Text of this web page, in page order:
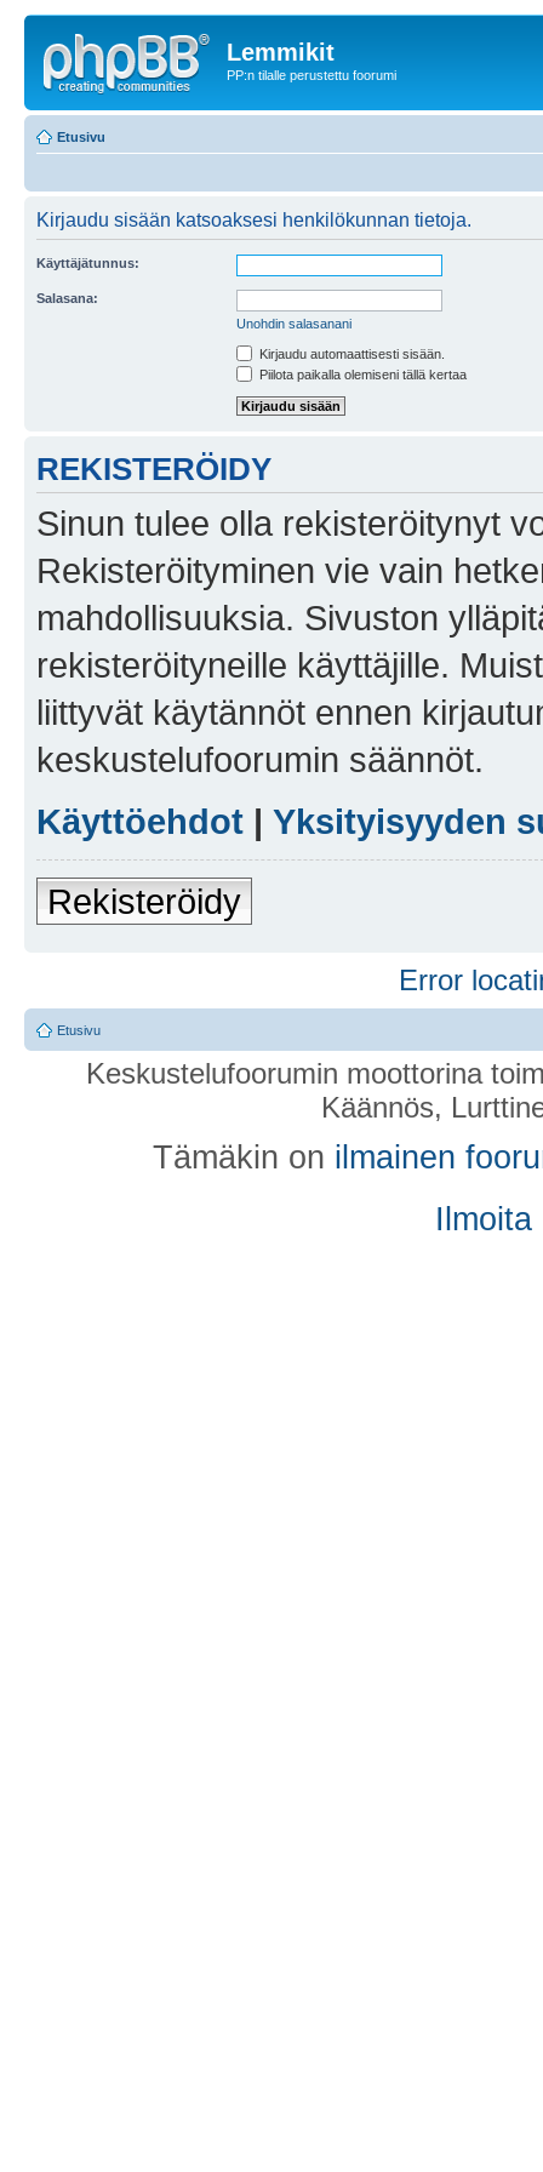
Lemmikit
PP:n tilalle perustettu foorumi
Etusivu
Kirjaudu sisään katsoaksesi henkilökunnan tietoja.
Käyttäjätunnus:
Salasana:
Unohdin salasanani
Kirjaudu automaattisesti sisään.
Piilota paikalla olemiseni tällä kertaa
REKISTERÖIDY
Sinun tulee olla rekisteröitynyt
Rekisteröityminen vie vain
mahdollisuuksia. Sivuston
rekisteröityneille käyttäjille.
liittyvät käytännöt ennen
keskustelufoorumin säännöt.
Käyttöehdot | Yksityisyyden
Rekisteröidy
Error
Etusivu
Keskustelufoorumin moottorina
Käännös,
Tämäkin on ilmainen